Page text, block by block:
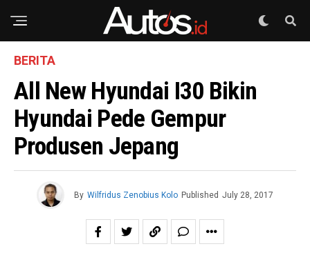
BERITA
All New Hyundai I30 Bikin
Hyundai Pede Gempur
Produsen Jepang
By Wilfridus Zenobius Kolo Published July 28, 2017